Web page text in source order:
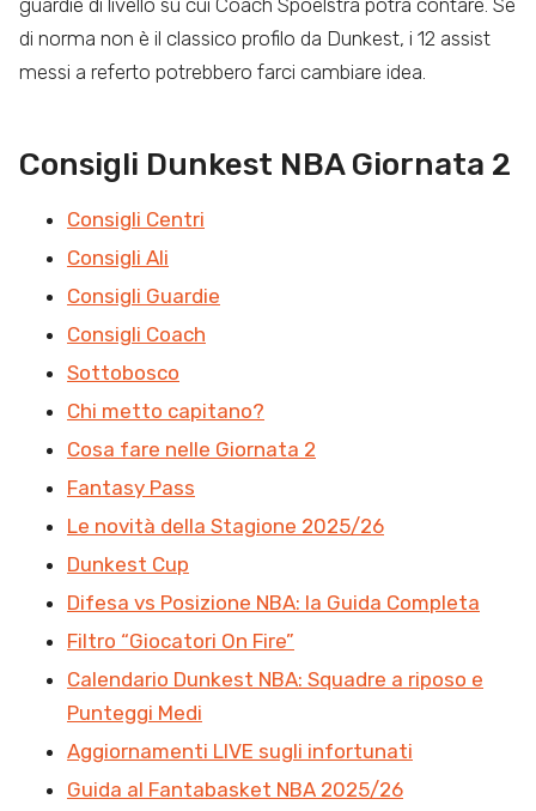
guardie di livello su cui Coach Spoelstra potrà contare. Se
di norma non è il classico profilo da Dunkest, i 12 assist
messi a referto potrebbero farci cambiare idea.
Consigli Dunkest NBA Giornata 2
Consigli Centri
Consigli Ali
Consigli Guardie
Consigli Coach
Sottobosco
Chi metto capitano?
Cosa fare nelle Giornata 2
Fantasy Pass
Le novità della Stagione 2025/26
Dunkest Cup
Difesa vs Posizione NBA: la Guida Completa
Filtro “Giocatori On Fire”
Calendario Dunkest NBA: Squadre a riposo e
Punteggi Medi
Aggiornamenti LIVE sugli infortunati
Guida al Fantabasket NBA 2025/26